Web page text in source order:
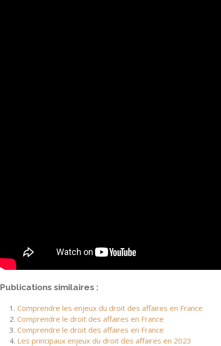
Publications similaires :
Comprendre les enjeux du droit des affaires en France
Comprendre le droit des affaires en France
Comprendre le droit des affaires en France
Les principaux enjeux du droit des affaires en 2023